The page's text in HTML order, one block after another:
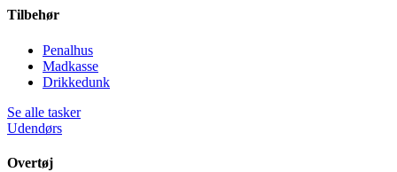
Tilbehør
Penalhus
Madkasse
Drikkedunk
Se alle tasker
Udendørs
Overtøj